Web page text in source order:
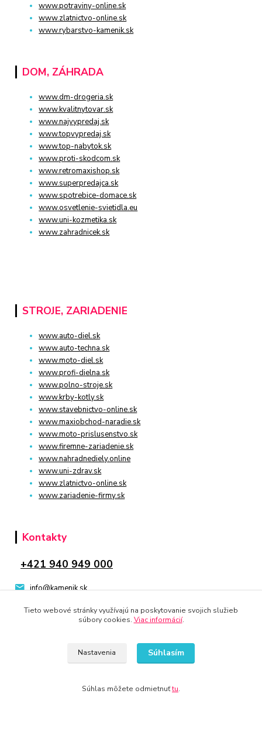
www.potraviny-online.sk
www.zlatnictvo-online.sk
www.rybarstvo-kamenik.sk
DOM, ZÁHRADA
www.dm-drogeria.sk
www.kvalitnytovar.sk
www.najvypredaj.sk
www.topvypredaj.sk
www.top-nabytok.sk
www.proti-skodcom.sk
www.retromaxishop.sk
www.superpredajca.sk
www.spotrebice-domace.sk
www.osvetlenie-svietidla.eu
www.uni-kozmetika.sk
www.zahradnicek.sk
STROJE, ZARIADENIE
www.auto-diel.sk
www.auto-techna.sk
www.moto-diel.sk
www.profi-dielna.sk
www.polno-stroje.sk
www.krby-kotly.sk
www.stavebnictvo-online.sk
www.maxiobchod-naradie.sk
www.moto-prislusenstvo.sk
www.firemne-zariadenie.sk
www.nahradnediely.online
www.uni-zdrav.sk
www.zlatnictvo-online.sk
www.zariadenie-firmy.sk
Kontakty
+421 940 949 000
info@kamenik.sk
Vytvorené na
Tieto webové stránky využívajú na poskytovanie svojich služieb
súbory cookies. Viac informácií.
Nastavenia Súhlasím
Súhlas môžete odmietnuťtu.